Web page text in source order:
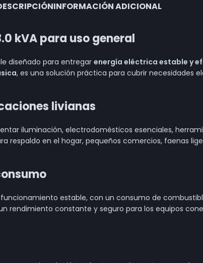
INFORMACIÓN ADICIONAL
kVA para uso general
diseñado para entregarenergía eléctrica estable y
, es una solución práctica para cubrir necesidades
livianas
iluminación, electrodomésticos esenciales,
respaldo en el hogar, pequeños comercios, faenas
estable, con un consumo de
rendimiento constante y seguro para los equipos